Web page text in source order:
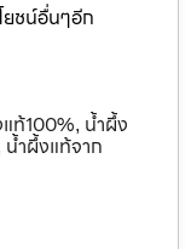
ยชน์อื่นๆอีก
ท้100%, น้ำผึ้ง
น้ำผึ้งแท้จาก